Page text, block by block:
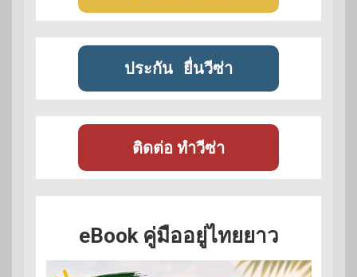
ประกัน ยื่นวีซ่า
ติดต่อ ทำวีซ่า
eBook คู่มืออยู่ไทยยาว